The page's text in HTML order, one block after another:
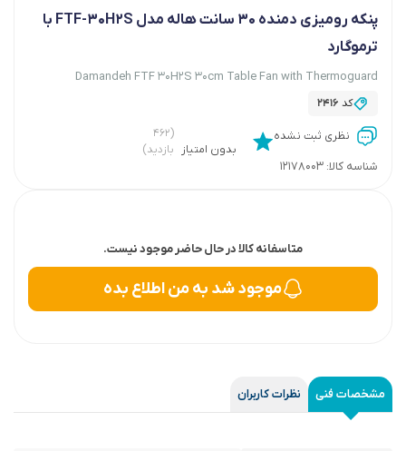
پنکه رومیزی دمنده ۳۰ سانت هاله مدل FTF-30H2S با
ترموگارد
Damandeh FTF 30H2S 30cm Table Fan with Thermoguard
کد 2416
نظری ثبت نشده
بدون امتیاز
(۴۶۲
بازدید)
شناسه کالا: 12178003
متاسفانه کالا در حال حاضر موجود نیست.
موجود شد به من اطلاع بده
مشخصات فنی نظرات کاربران